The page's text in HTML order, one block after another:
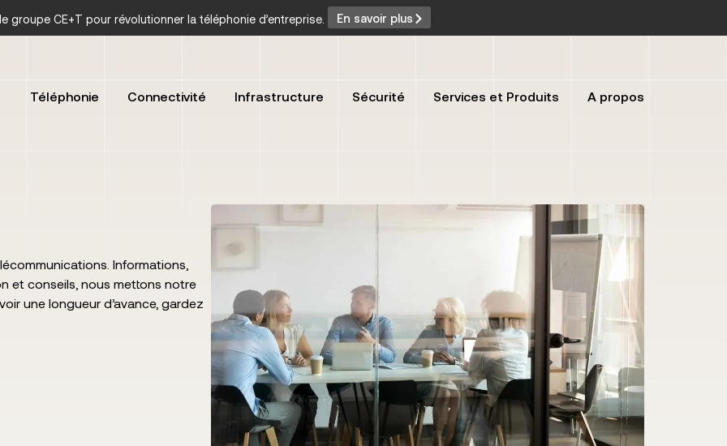
groupe CE+T pour révolutionner la téléphonie d’entreprise. En savoir plus
Téléphonie Connectivité Infrastructure Sécurité Services et Produits A propos
Informations,
et conseils, nous mettons notre
une longueur d’avance, gardez